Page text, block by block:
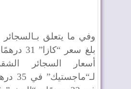
وفي ما يتعلق بـالسجائر
بلغ سعر
أسعار السجائر